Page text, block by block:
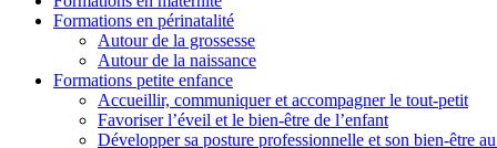
Formations en périnatalité
Autour de la grossesse
Autour de la naissance
Formations petite enfance
Accueillir, communiquer et accompagner le tout-petit
Favoriser l’éveil et le bien-être de l’enfant
Développer sa posture professionnelle et son bien-être